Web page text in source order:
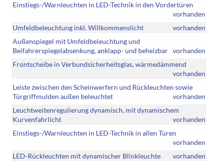
Einstiegs-/Warnleuchten in LED-Technik in den Vordertüren
vorhanden
Umfeldbeleuchtung inkl. Willkommenslicht
vorhanden
Außenspiegel mit Umfeldbeleuchtung und
Beifahrerspiegelabsenkung, anklapp- und beheizbar vorhanden
Frontscheibe in Verbundsicherheitsglas, wärmedämmend
vorhanden
Leiste zwischen den Scheinwerfern und Rückleuchten sowie
Türgriffmulden außen beleuchtet
vorhanden
Leuchtweitenregulierung dynamisch, mit dynamischem
Kurvenfahrlicht
vorhanden
Einstiegs-/Warnleuchten in LED-Technik in allen Türen
vorhanden
LED-Rückleuchten mit dynamischer Blinkleuchte
vorhanden